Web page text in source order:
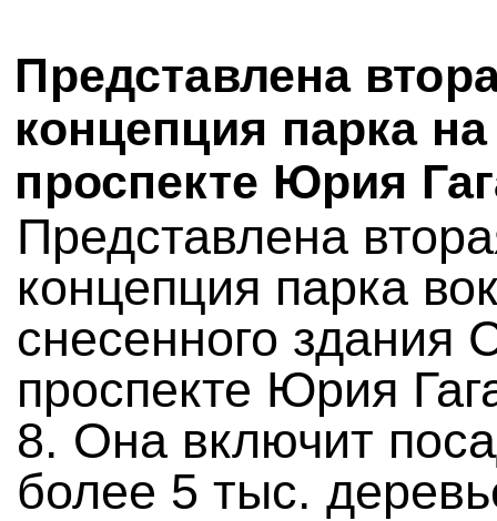
Представлена
концепция парка на
проспекте Юрия
Представлена
концепция парка
снесенного здания
проспекте Юрия
8. Она включит
более 5 тыс.